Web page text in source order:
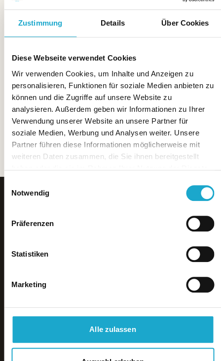
Zustimmung Details Über Cookies
Diese Webseite verwendet Cookies
Wir verwenden Cookies, um Inhalte und Anzeigen zu
personalisieren, Funktionen für soziale Medien anbieten zu
können und die Zugriffe auf unsere Website zu
analysieren. Außerdem geben wir Informationen zu Ihrer
Verwendung unserer Website an unsere Partner für
soziale Medien, Werbung und Analysen weiter. Unsere
Partner führen diese Informationen möglicherweise mit
weiteren Daten zusammen, die Sie ihnen bereitgestellt
Notwendig
Präferenzen
Statistiken
Marketing
Alle zulassen